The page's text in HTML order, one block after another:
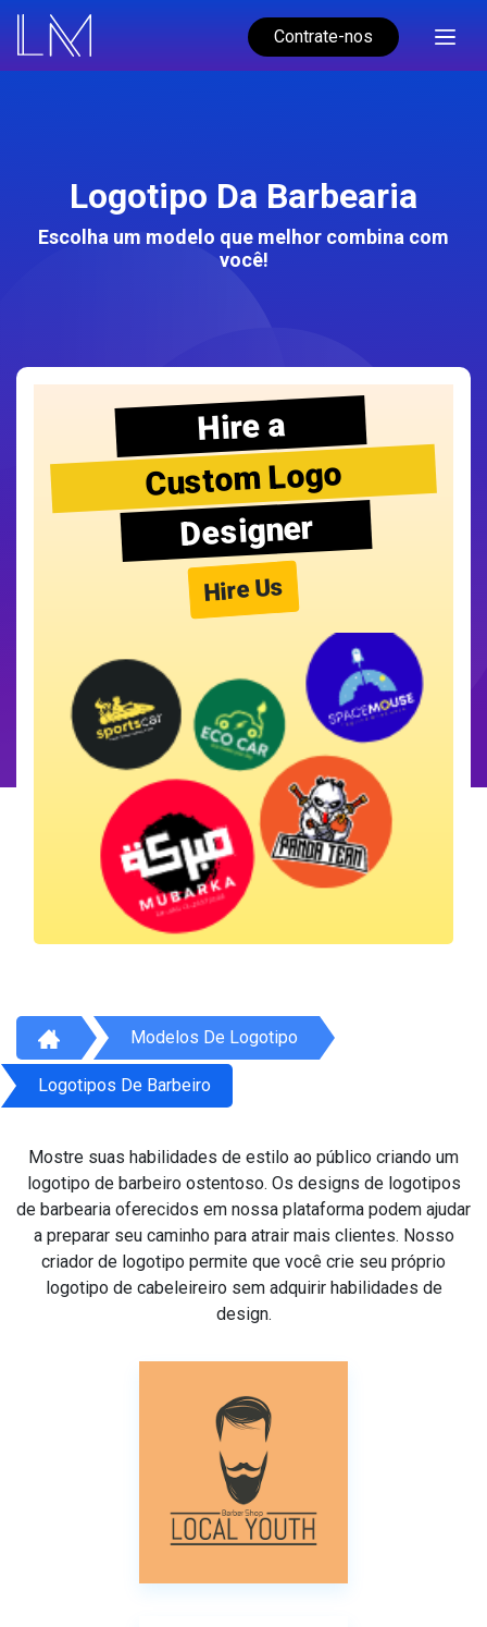
Contrate-nos
Logotipo Da Barbearia
Escolha um modelo que melhor combina com
você!
Hire a
Custom Logo
Designer
Hire Us
Modelos De Logotipo
Logotipos De Barbeiro
Mostre suas habilidades de estilo ao público criando um
logotipo de barbeiro ostentoso. Os designs de logotipos
de barbearia oferecidos em nossa plataforma podem ajudar
a preparar seu caminho para atrair mais clientes. Nosso
criador de logotipo permite que você crie seu próprio
logotipo de cabeleireiro sem adquirir habilidades de
design.